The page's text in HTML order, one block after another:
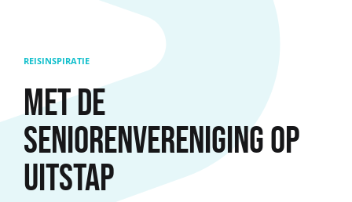
Overslaan en naar de inhoud gaan
REISINSPIRATIE
MET DE
SENIORENVERENIGING OP
UITSTAP